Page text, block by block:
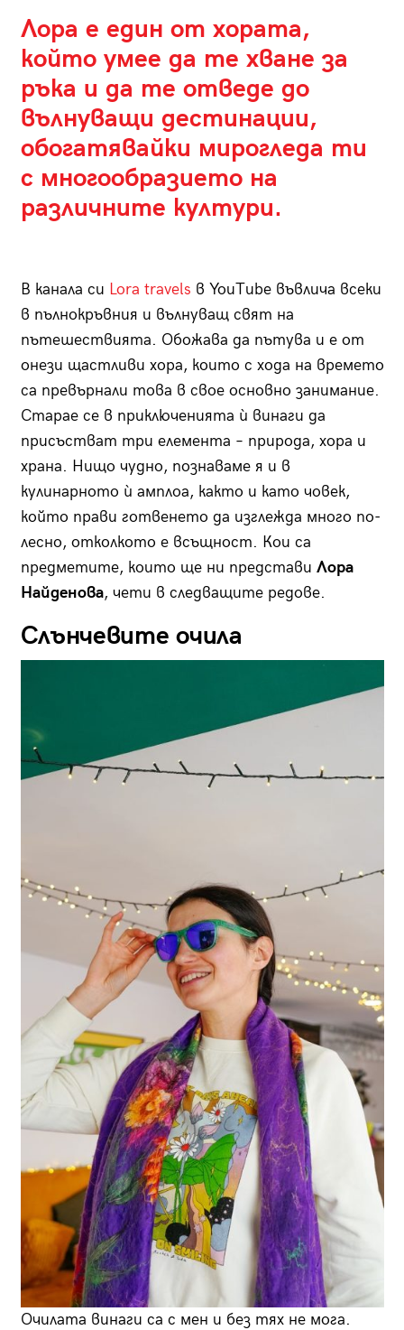
Лора е един от хората,
който умее да те хване за
ръка и да те отведе до
вълнуващи дестинации,
обогатявайки мирогледа ти
с многообразието на
различните култури.
В канала си Lora travels в YouТube въвлича всеки
в пълнокръвния и вълнуващ свят на
пътешествията. Обожава да пътува и е от
онези щастливи хора, които с хода на времето
са превърнали това в свое основно занимание.
Старае се в приключенията ѝ винаги да
присъстват три елемента – природа, хора и
храна. Нищо чудно, познаваме я и в
кулинарното ѝ амплоа, както и като човек,
който прави готвенето да изглежда много по-
лесно, отколкото е всъщност. Кои са
предметите, които ще ни представи Лора
Найденова, чети в следващите редове.
Слънчевите очила
Очилата винаги са с мен и без тях не мога.